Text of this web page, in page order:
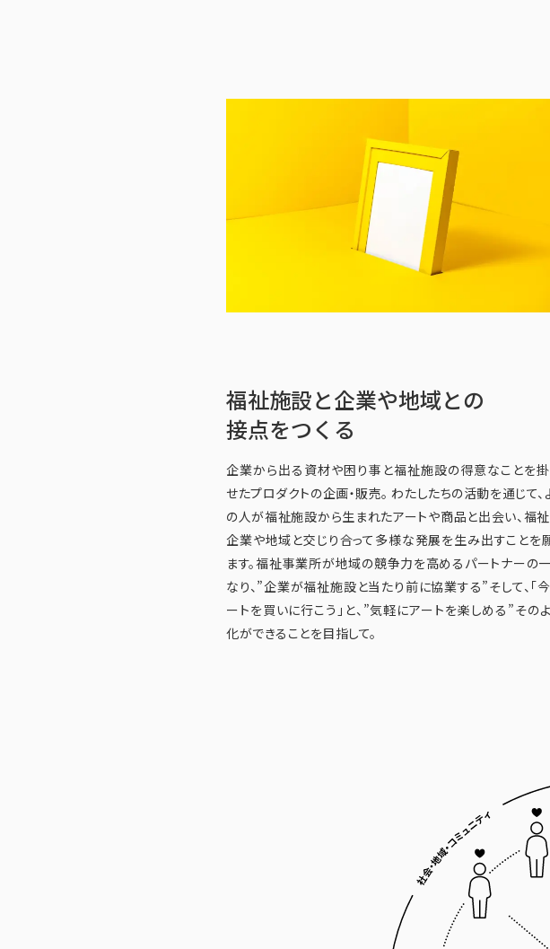
福祉施設と企業や地域との
接点をつくる
企業から出る資材や困り事と福祉施設の得意なことを
せたプロダクトの企画・販売。 わたしたちの活動を通じて、
の人が福祉施設から生まれたアートや商品と出会い、福
企業や地域と交じり合って多様な発展を生み出すことを
ます。福祉事業所が地域の競争力を高めるパートナーの
なり、”企業が福祉施設と当たり前に協業する”そして、「
ートを買いに行こう」と、”気軽にアートを楽しめる”その
化ができることを目指して。